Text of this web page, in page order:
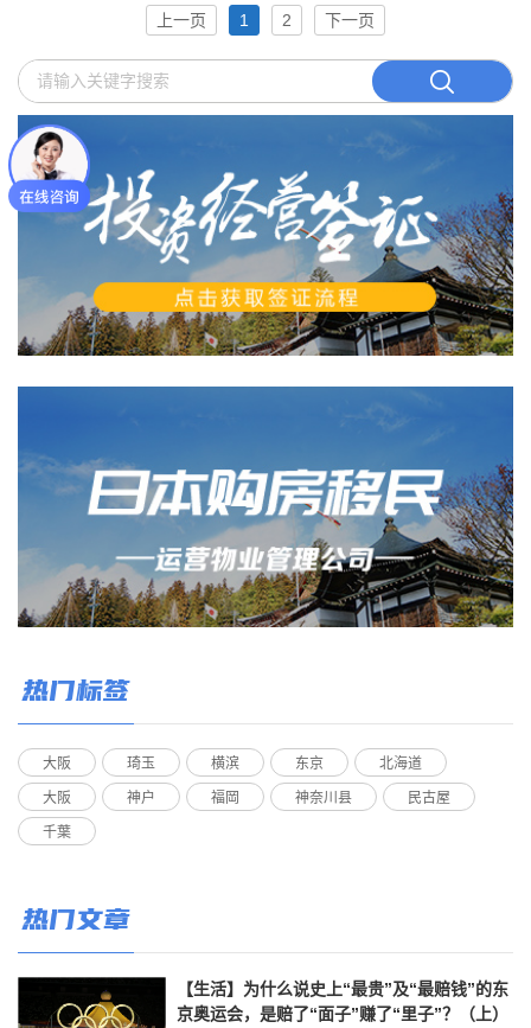
上一页 1 2 下一页
热门标签
大阪 琦玉 横滨 东京 北海道
大阪 神户 福岡 神奈川县 民古屋
千葉
热门文章
【生活】为什么说史上“最贵”及“最赔钱”的东
京奥运会，是赔了“面子”赚了“里子”？（上）